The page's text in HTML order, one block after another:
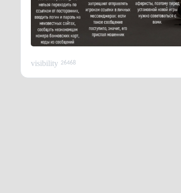
visibility 26468